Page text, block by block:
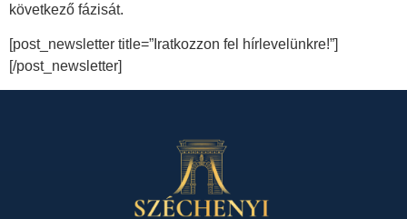
következő fázisát.
[post_newsletter title=”Iratkozzon fel hírlevelünkre!”]
[/post_newsletter]